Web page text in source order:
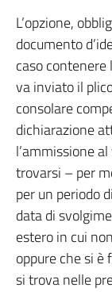
L’opzione,
documento
caso contenere
va inviato il
consolare
dichiarazione
l’ammissione
trovarsi – per
per un periodo
data di
estero in cui
oppure che si
si trova nelle